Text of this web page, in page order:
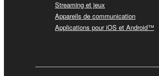
Streaming et jeux
Appareils de communication
Applications pour iOS et Android™